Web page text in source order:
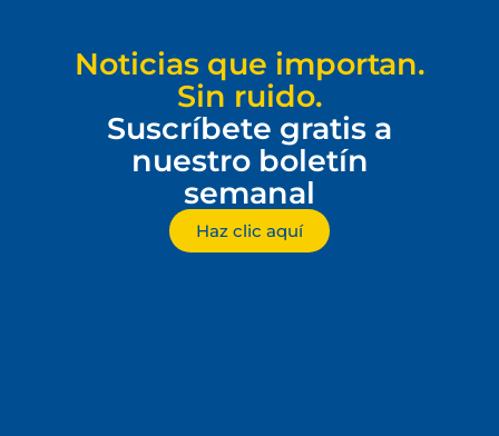
Noticias que importan.
Sin ruido.
Suscríbete gratis a
nuestro boletín
semanal
Haz clic aquí